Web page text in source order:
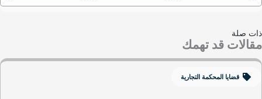
صلة
قد تهمك
قضايا المحكمة التجارية